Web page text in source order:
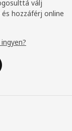
válj
hozzáférj online